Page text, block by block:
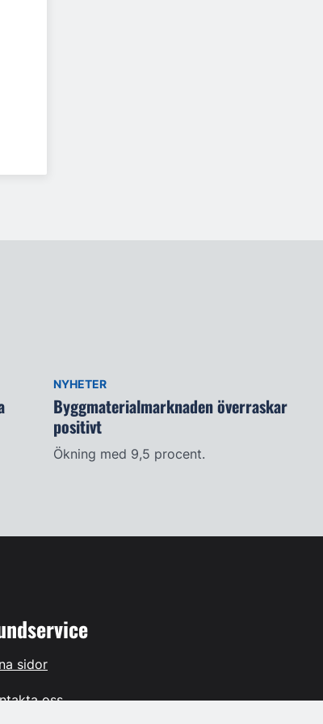
NYHETER
Byggmaterialmarknaden överraskar
positivt
Ökning med 9,5 procent.
sidor
oss